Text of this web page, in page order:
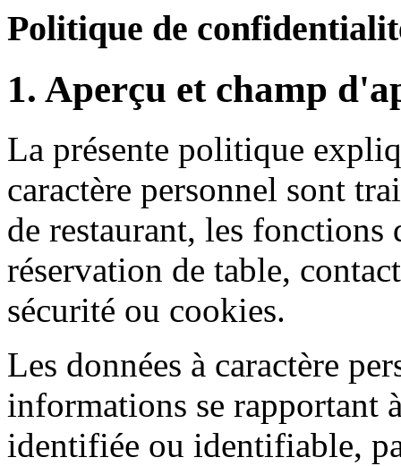
Politique de
1. Aperçu et champ
La présente politique
caractère personnel sont
de restaurant, les
réservation de table,
sécurité ou cookies.
Les données à caractère
informations se rapportant
identifiée ou identifiable,